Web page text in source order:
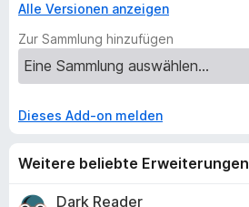
Alle Versionen anzeigen
Zur Sammlung hinzufügen
Dieses Add-on melden
Weitere beliebte Erweiterungen
Dark Reader